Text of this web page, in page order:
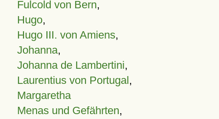
Fulcold von Bern,
Hugo,
Hugo III. von Amiens,
Johanna,
Johanna de Lambertini,
Laurentius von Portugal,
Margaretha
Menas und Gefährten,